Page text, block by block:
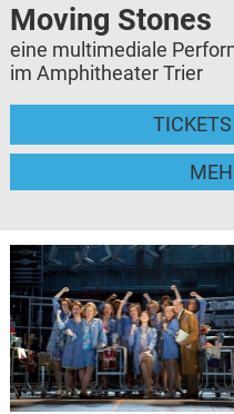
Moving Stones
eine multimediale
im Amphitheater Trier